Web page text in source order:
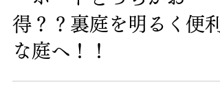
【外構工事】テラスとカ
ーポートどっちがお
得？？裏庭を明るく便利